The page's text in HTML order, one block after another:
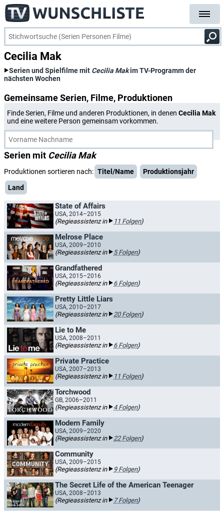
Cecilia Mak
Serien und Spielfilme mit Cecilia Makim TV-Programm der
nächsten Wochen
Gemeinsame Serien, Filme, Produktionen
Finde Serien, Filme und anderen Produktionen, in denen Cecilia Mak
und eine weitere Person gemeinsam vorkommen.
Serien mit Cecilia Mak
Produktionen sortieren nach: Titel/Name
Produktionsjahr
Land
State of Affairs
USA, 2014–2015
(Regieassistenz in 11 Folgen)
Melrose Place
USA, 2009–2010
(Regieassistenz in 5 Folgen)
Grandfathered
USA, 2015–2016
(Regieassistenz in 6 Folgen)
Pretty Little Liars
USA, 2010–2017
(Regieassistenz in 20 Folgen)
Lie to Me
USA, 2008–2011
(Regieassistenz in 6 Folgen)
Private Practice
USA, 2007–2013
(Regieassistenz in 11 Folgen)
Torchwood
GB, 2006–2011
(Regieassistenz in 4 Folgen)
Modern Family
USA, 2009–2020
(Regieassistenz in 22 Folgen)
Community
USA, 2009–2015
(Regieassistenz in 9 Folgen)
The Secret Life of the American Teenager
USA, 2008–2013
(Regieassistenz in 7 Folgen)